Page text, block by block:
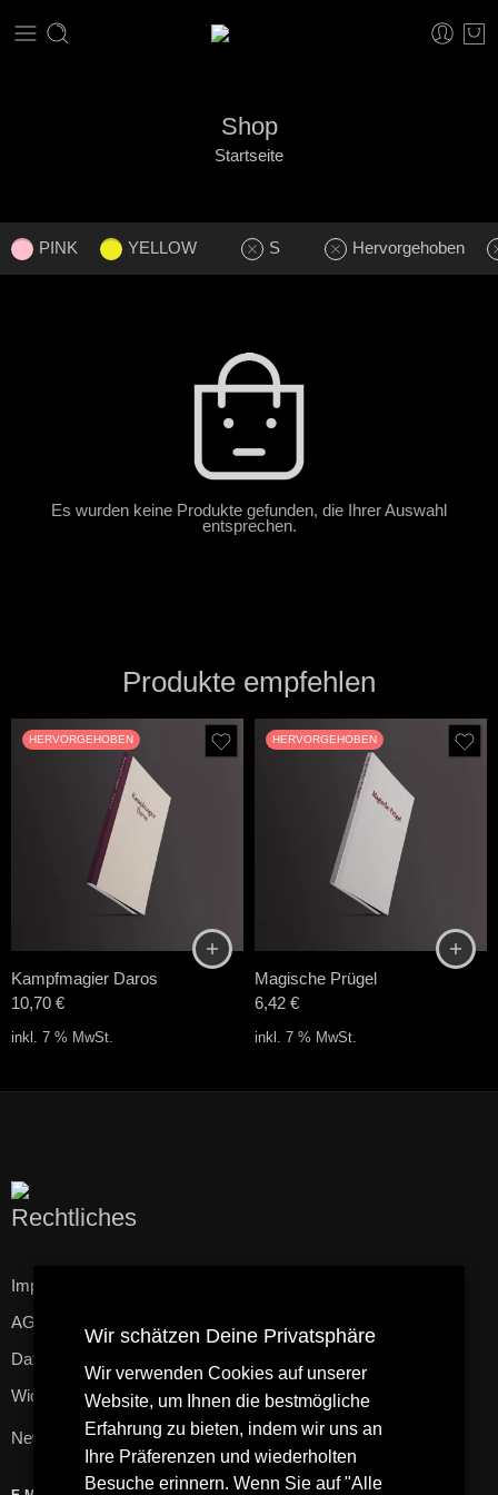
Shop
Startseite
PINK YELLOW S Hervorgehoben
Es wurden keine Produkte gefunden, die Ihrer Auswahl
entsprechen.
Produkte empfehlen
HERVORGEHOBEN
Kampfmagier Daros
10,70 €
inkl. 7 % MwSt.
HERVORGEHOBEN
Magische Prügel
6,42 €
inkl. 7 % MwSt.
Rechtliches
Impressum
AGB
Datenschutzerklärung
Widerrufsbelehrung
Newsletter
Wir schätzen Deine Privatsphäre
Wir verwenden Cookies auf unserer
Website, um Ihnen die bestmögliche
Erfahrung zu bieten, indem wir uns an
Ihre Präferenzen und wiederholten
Besuche erinnern. Wenn Sie auf "Alle